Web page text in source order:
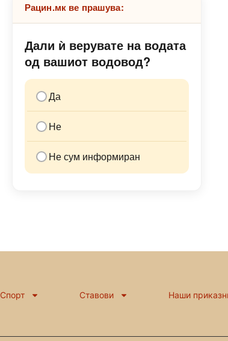
Рацин.мк ве прашува:
Дали ѝ верувате на водата
од вашиот водовод?
Да
Не
Не сум информиран
Спорт Ставови Наши